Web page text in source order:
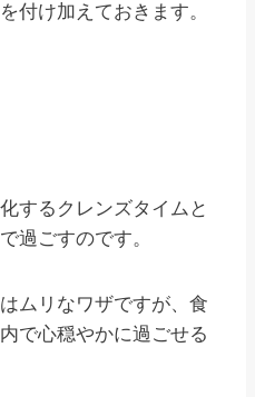
付け加えておきます。
するクレンズタイムと
過ごすのです。
ムリなワザですが、食
で心穏やかに過ごせる